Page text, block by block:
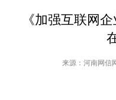
《加强互联网
来源：河南网信